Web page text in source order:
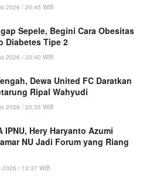
2026 / 20:45 WIB
Sepele, Begini Cara Obesitas
Diabetes Tipe 2
2026 / 20:40 WIB
Dewa United FC Daratkan
Ripal Wahyudi
2026 / 20:35 WIB
IPNU, Hery Haryanto Azumi
NU Jadi Forum yang Riang
/ 13:37 WIB